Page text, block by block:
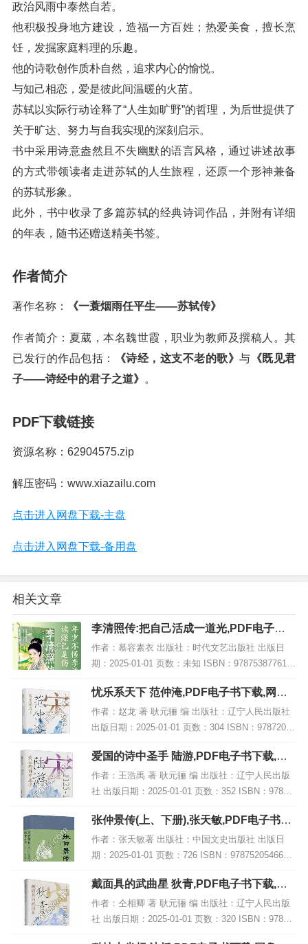
政治风雨中泰然自若。
他积极投身地方建设，造福一方百姓；热爱美食，擅长烹
饪，发掘家庭料理的乐趣。
他的诗歌创作质朴自然，追求内心的愉悦。
与知己相恋，爱是彼此间温暖的火苗。
苏轼以实际行动诠释了“人生如旷野”的哲理，为后世提供了
关于旷达、努力与自我实现的深刻启示。
书中采用诗意盎然且不失幽默的语言风格，通过讲述故事
的方式带领读者走进苏轼的人生旅程，还原一个形神兼备
的苏轼形象。
此外，书中收录了多篇苏轼的经典诗词作品，并附有详细
的年表，随书还赠送精美书签。
作者简介
著作名称： 《一蓑烟雨任平生——苏轼传》
作者简介：夏葳，本名魏世霞，职业为教师及撰稿人。其
已发行的作品包括：
《诗经，这支不老的歌》 与 《既见君
子——诗经中的君子之道》 。
PDF下载链接
资源名称：62904575.zip
解压密码：www.xiazailu.com
点击进入网盘下载-主盘
点击进入网盘下载-备用盘
相关文章
李清照传:把自己活成一道光,PDF电子书
网盘下载
作者：慕容素衣 出版社：时代文艺出版社 出版日
期：2025-01-01 页数：未知 ISBN：978753877619
5 电子书大小：208MB [高清扫描版PDF格式] 内容
简介 在文学史...
忧乐系天下 范仲淹,PDF电子书下载,网盘
资源
作者：赵龙 著 耿元骊 编 出版社：辽宁人民出版社
出版日期：2025-01-01 页数：304 ISBN：97872051
11489 电子书大小：234MB [高清扫描版PDF格式]
内容...
爱国的诗中圣手 陆游,PDF电子书下载,网
盘资源
作者：王浩禹 著 耿元骊 编 出版社：辽宁人民出版
社 出版日期：2025-01-01 页数：352 ISBN：97872
05111564 电子书大小：256MB [高清扫描版PDF格
式] 内...
张仲景传(上、下册),张天敏,PDF电子书下
载,网盘资源
作者：张天敏著 出版社：中国文史出版社 出版日
期：2025-01-01 页数：726 ISBN：9787520546690
电子书大小：249MB [高清扫描版PDF格式] 内容简
介 张仲景...
戴面具的武曲星 狄青,PDF电子书下载,网
盘资源
作者：仝相卿 著 耿元骊 编 出版社：辽宁人民出版
社 出版日期：2025-01-01 页数：320 ISBN：97872
05111571 电子书大小：238MB [高清扫描版PDF格